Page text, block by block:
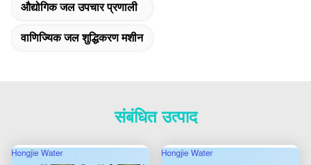
औद्योगिक जल उपचार प्रणाली
वाणिज्यिक जल शुद्धिकरण मशीन
संबंधित उत्पाद